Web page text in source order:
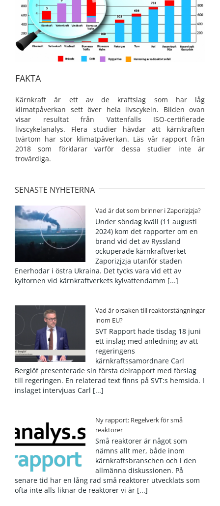
FAKTA
Kärnkraft är ett av de kraftslag som har låg
klimatpåverkan sett över hela livscykeln. Bilden ovan
visar resultat från Vattenfalls ISO-certifierade
livscykelanalys. Flera studier hävdar att kärnkraften
tvärtom har stor klimatpåverkan. Läs vår rapport från
2018 som förklarar varför dessa studier inte är
trovärdiga.
SENASTE NYHETERNA
Vad är det som brinner i Zaporizjzja?
Under söndag kväll (11 augusti
2024) kom det rapporter om en
brand vid det av Ryssland
ockuperade kärnkraftverket
Zaporizjzja utanför staden
Enerhodar i östra Ukraina. Det tycks vara vid ett av
kyltornen vid kärnkraftverkets kylvattendamm [...]
Vad är orsaken till reaktorstängningar
inom EU?
SVT Rapport hade tisdag 18 juni
ett inslag med anledning av att
regeringens
kärnkraftssamordnare Carl
Berglöf presenterade sin första delrapport med förslag
till regeringen. En relaterad text finns på SVT:s hemsida. I
inslaget intervjuas Carl [...]
Ny rapport: Regelverk för små
reaktorer
Små reaktorer är något som
nämns allt mer, både inom
kärnkraftsbranschen och i den
allmänna diskussionen. På
senare tid har en lång rad små reaktorer utvecklats som
ofta inte alls liknar de reaktorer vi är [...]